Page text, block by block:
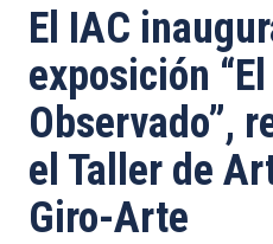
de
ayuda
a
la
navegación
El IAC
exposición
Observado”,
el Taller de
Giro-Arte